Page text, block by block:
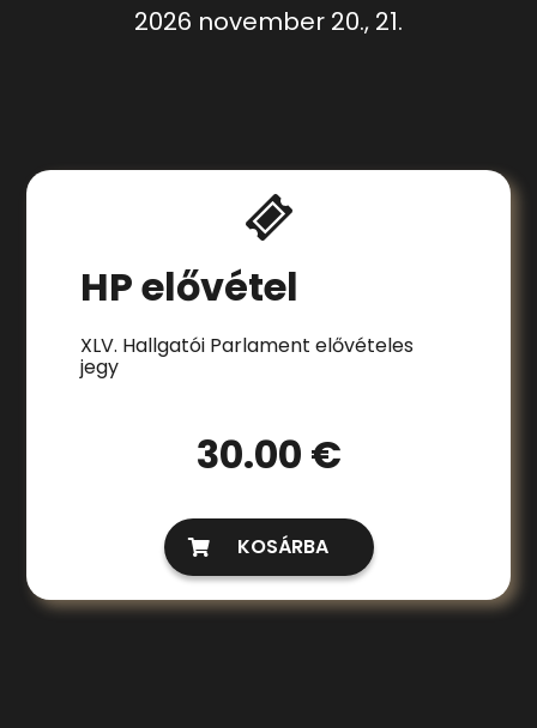
2026 november 20., 21.
HP elővétel
XLV. Hallgatói Parlament elővételes
jegy
30.00 €
KOSÁRBA